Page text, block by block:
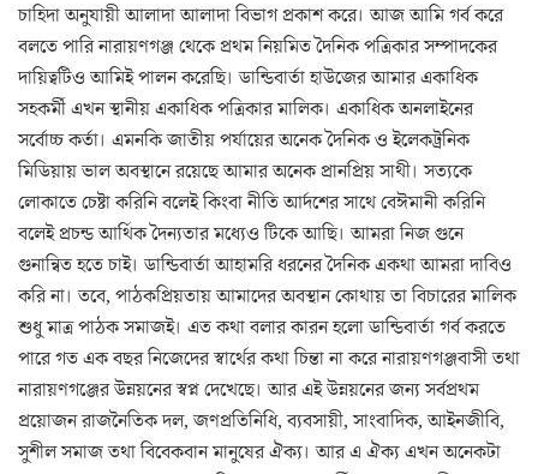
চাহিদা অনুযায়ী আলাদা আলাদা বিভাগ প্রকাশ করে। আজ আমি গর্ব করে
বলতে পারি নারায়ণগঞ্জ থেকে প্রথম নিয়মিত দৈনিক পত্রিকার সম্পাদকের
দায়িত্বটিও আমিই পালন করেছি। ডান্ডিবার্তা হাউজের আমার একাধিক
সহকর্মী এখন স্থানীয় একাধিক পত্রিকার মালিক। একাধিক অনলাইনের
সর্বোচ্চ কর্তা। এমনকি জাতীয় পর্যায়ের অনেক দৈনিক ও ইলেকট্রনিক
মিডিয়ায় ভাল অবস্থানে রয়েছে আমার অনেক প্রানপ্রিয় সাথী। সত্যকে
লোকাতে চেষ্টা করিনি বলেই কিংবা নীতি আর্দশের সাথে বেঈমানী করিনি
বলেই প্রচন্ড আর্থিক দৈন্যতার মধ্যেও টিকে আছি। আমরা নিজ গুনে
গুনান্বিত হতে চাই। ডান্ডিবার্তা আহামরি ধরনের দৈনিক একথা আমরা দাবিও
করি না। তবে, পাঠকপ্রিয়তায় আমাদের অবস্থান কোথায় তা বিচারের মালিক
শুধু মাত্র পাঠক সমাজই। এত কথা বলার কারন হলো ডান্ডিবার্তা গর্ব করতে
পারে গত এক বছর নিজেদের স্বার্থের কথা চিন্তা না করে নারায়ণগঞ্জবাসী তথা
নারায়ণগঞ্জের উন্নয়নের স্বপ্ন দেখেছে। আর এই উন্নয়নের জন্য সর্বপ্রথম
প্রয়োজন রাজনৈতিক দল, জণপ্রতিনিধি, ব্যবসায়ী, সাংবাদিক, আইনজীবি,
সুশীল সমাজ তথা বিবেকবান মানুষের ঐক্য। আর এ ঐক্য এখন অনেকটা